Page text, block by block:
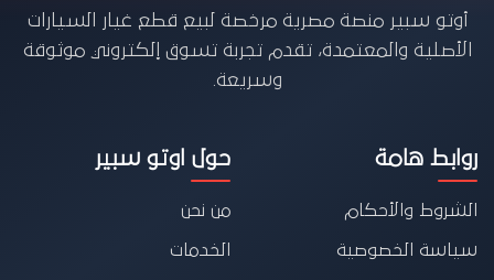
أوتو سبير منصة مصرية مرخصة لبيع قطع غيار السيارات
الأصلية والمعتمدة، تقدم تجربة تسوق إلكتروني موثوقة
وسريعة.
روابط هامة
الشروط والأحكام
سياسة الخصوصية
حول اوتو سبير
من نحن
الخدمات